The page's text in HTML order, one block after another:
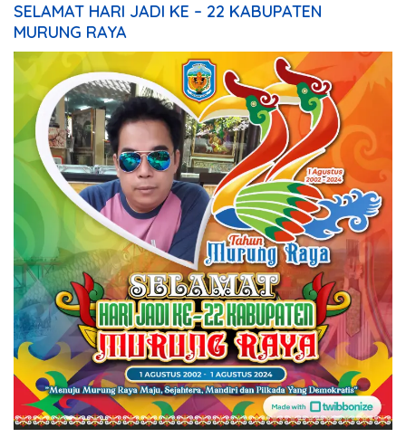
SELAMAT HARI JADI KE – 22 KABUPATEN
MURUNG RAYA